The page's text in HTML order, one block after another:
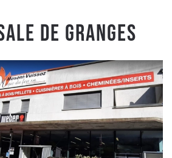
de Granges